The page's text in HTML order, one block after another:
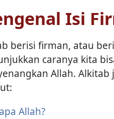
Isi
berisi firman, atau
caranya kita
Allah.
Allah?